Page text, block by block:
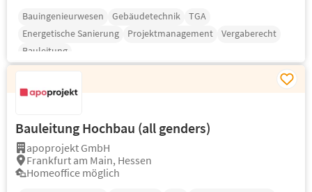
Bauingenieurwesen Gebäudetechnik
TGA
Energetische Sanierung
Projektmanagement
Vergaberecht
Bauleitung
Bauleitung Hochbau (all genders)
apoprojekt GmbH
Frankfurt am Main, Hessen
Homeoffice möglich